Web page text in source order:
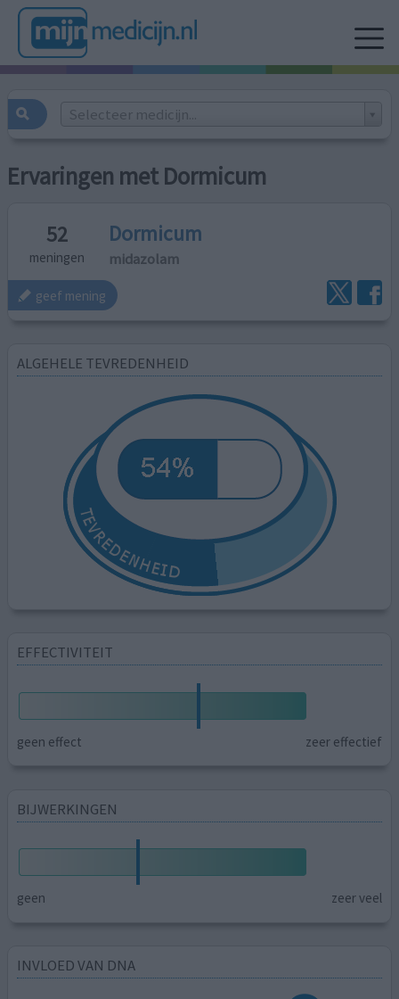
Selecteer medicijn...
Ervaringen met Dormicum
52
meningen
Dormicum
midazolam
geef mening
ALGEHELE TEVREDENHEID
EFFECTIVITEIT
geen effect zeer effectief
BIJWERKINGEN
geen zeer veel
INVLOED VAN DNA